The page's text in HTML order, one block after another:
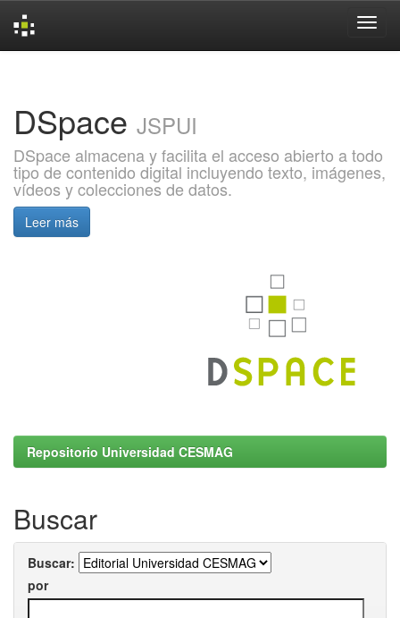
DSpace JSPUI
DSpace almacena y facilita el acceso abierto a todo
tipo de contenido digital incluyendo texto, imágenes,
vídeos y colecciones de datos.
Leer más
Repositorio Universidad CESMAG
Buscar
Buscar:
por